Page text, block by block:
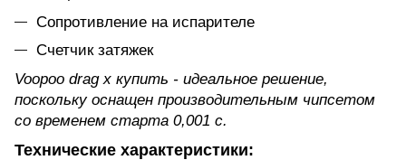
Сопротивление на испарителе
Счетчик затяжек
Voopoo drag x купить - идеальное решение,
поскольку оснащен производительным чипсетом
со временем старта 0,001 с.
Технические характеристики: